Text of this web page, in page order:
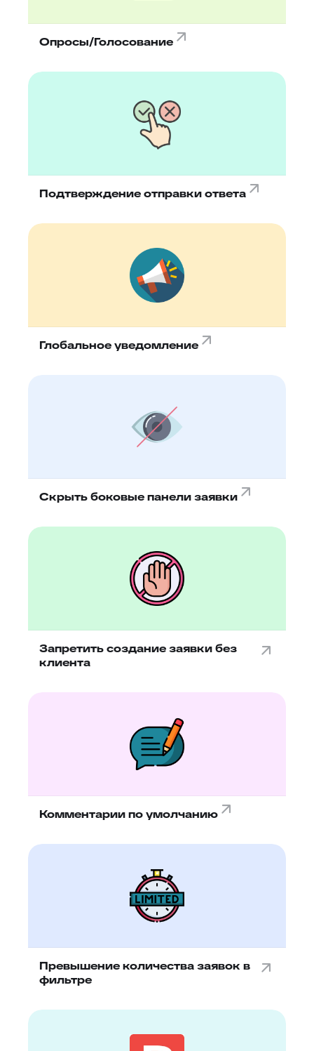
Опросы/Голосование
Подтверждение отправки ответа
Глобальное уведомление
Скрыть боковые панели заявки
Запретить создание заявки без
клиента
Комментарии по умолчанию
Превышение количества заявок в
фильтре